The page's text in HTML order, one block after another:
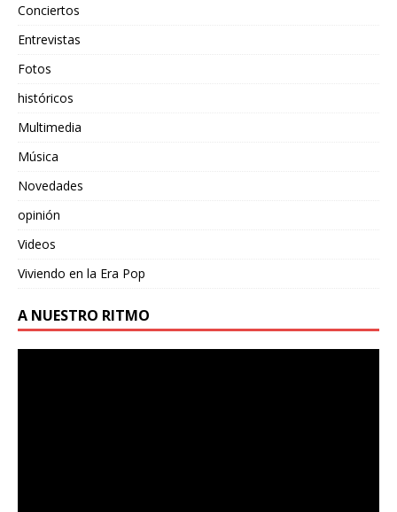
Conciertos
Entrevistas
Fotos
históricos
Multimedia
Música
Novedades
opinión
Videos
Viviendo en la Era Pop
A NUESTRO RITMO